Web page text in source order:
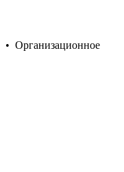
• Организационное